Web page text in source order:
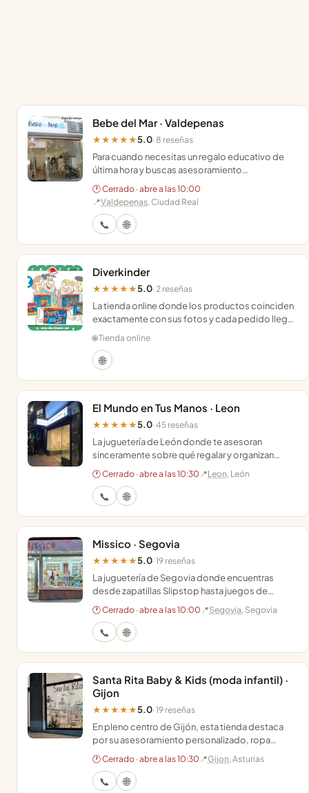
Bebe del Mar · Valdepenas
★★★★★5.0· 8 reseñas
Para cuando necesitas un regalo educativo de
última hora y buscas asesoramiento
personalizado para acertar con la edad y los
gustos de tu peque.
🕐 Cerrado · abre a las 10:00
📍Valdepenas, Ciudad Real
📞 🌐
Diverkinder
★★★★★5.0· 2 reseñas
La tienda online donde los productos coinciden
exactamente con sus fotos y cada pedido llega
sorpresa.
🌐 Tienda online
🌐
El Mundo en Tus Manos · Leon
★★★★★5.0· 45 reseñas
La juguetería de León donde te asesoran
sinceramente sobre qué regalar y organizan
cuentacuentos con un cariño que marca la
diferencia.
🕐 Cerrado · abre a las 10:30 📍Leon, León
📞 🌐
Missico · Segovia
★★★★★5.0· 19 reseñas
La juguetería de Segovia donde encuentras
desde zapatillas Slipstop hasta juegos de
madera educativos con asesoramiento
personalizado por edades.
🕐 Cerrado · abre a las 10:00 📍Segovia, Segovia
📞 🌐
Santa Rita Baby & Kids (moda infantil) ·
Gijon
★★★★★5.0· 19 reseñas
En pleno centro de Gijón, esta tienda destaca
por su asesoramiento personalizado, ropa
infantil de calidad y juguetes originales y
personalizables.
🕐 Cerrado · abre a las 10:30 📍Gijon, Asturias
📞 🌐